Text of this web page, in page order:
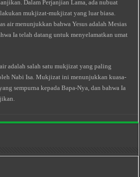
Dalam Perjanjian Lama, ada nubuat
mukjizat-mukjizat yang luar biasa.
air menunjukkan bahwa Yesus adalah Mesias
Ia telah datang untuk menyelamatkan umat
adalah salah satu mukjizat yang paling
Nabi Isa. Mukjizat ini menunjukkan kuasa-
sempurna kepada Bapa-Nya, dan bahwa Ia